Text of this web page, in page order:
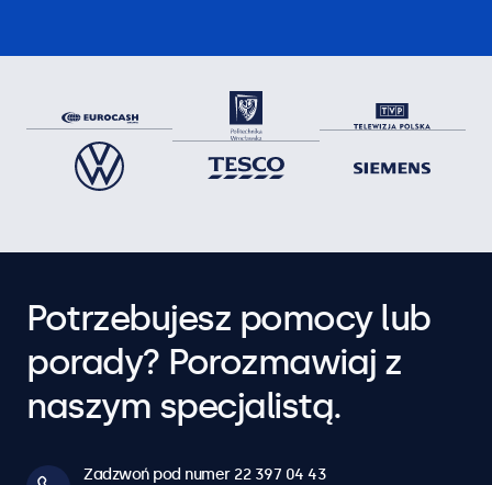
Potrzebujesz pomocy lub
porady? Porozmawiaj z
naszym specjalistą.
Zadzwoń pod numer 22 397 04 43